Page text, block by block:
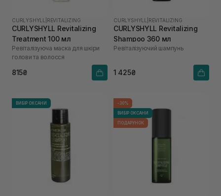
CURLYSHYLL REVITALIZING
CURLYSHYLL Revitalizing
Treatment 100 мл
Ревіталізуюча маска для шкіри
голови та волосся
815₴
CURLYSHYLL REVITALIZING
CURLYSHYLL Revitalizing
Shampoo 360 мл
Ревіталізуючий шампунь
1 425₴
ВИБІР ОКСАНИ
-30%
ВИБІР ОКСАНИ
ПОДАРУНОК